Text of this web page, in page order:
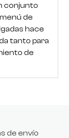
conjunto
de
hace
tanto para
de
de envío